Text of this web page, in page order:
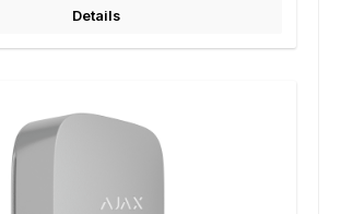
Details